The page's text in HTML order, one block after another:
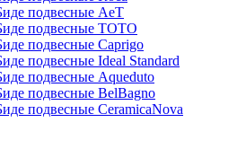
подвесные AeT
подвесные TOTO
подвесные Caprigo
подвесные Ideal Standard
подвесные Aqueduto
подвесные BelBagno
подвесные CeramicaNova